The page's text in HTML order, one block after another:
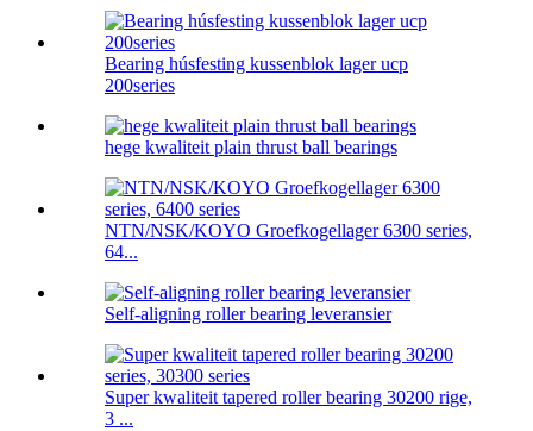
Bearing húsfesting kussenblok lager ucp
200series
hege kwaliteit plain thrust ball bearings
NTN/NSK/KOYO Groefkogellager 6300 series,
64...
Self-aligning roller bearing leveransier
Super kwaliteit tapered roller bearing 30200 rige,
3 ...